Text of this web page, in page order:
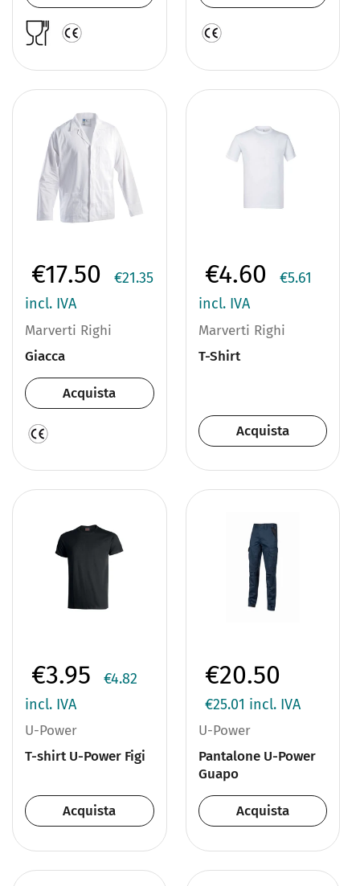
€17.50
€21.35
incl. IVA
Marverti Righi
Giacca
Acquista
€4.60
€5.61
incl. IVA
Marverti Righi
T-Shirt
Acquista
€3.95
€4.82
incl. IVA
U-Power
T-shirt U-Power Figi
Acquista
€20.50
€25.01 incl. IVA
U-Power
Pantalone U-Power
Guapo
Acquista